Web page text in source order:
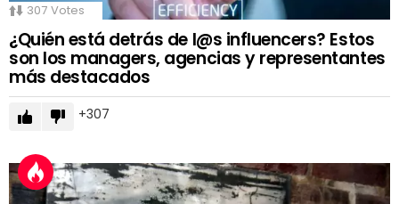
307 Votes
¿Quién está detrás de l@s influencers? Estos
son los managers, agencias y representantes
más destacados
307